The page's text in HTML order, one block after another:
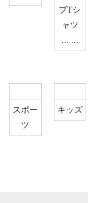
ブTシ
ャツ
... ...
スポー
ツ
キッズ